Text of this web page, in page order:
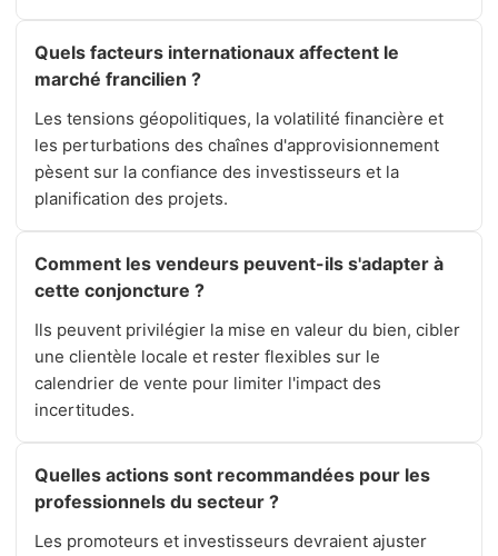
Quels facteurs internationaux affectent le
marché francilien ?
Les tensions géopolitiques, la volatilité financière et
les perturbations des chaînes d'approvisionnement
pèsent sur la confiance des investisseurs et la
planification des projets.
Comment les vendeurs peuvent-ils s'adapter à
cette conjoncture ?
Ils peuvent privilégier la mise en valeur du bien, cibler
une clientèle locale et rester flexibles sur le
calendrier de vente pour limiter l'impact des
incertitudes.
Quelles actions sont recommandées pour les
professionnels du secteur ?
Les promoteurs et investisseurs devraient ajuster